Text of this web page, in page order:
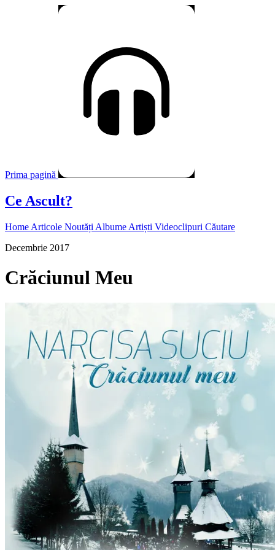
Prima pagină
Ce Ascult?
Home Articole Noutăți Albume Artiști Videoclipuri Căutare
Decembrie 2017
Crăciunul Meu
Narcisa Suciu
Pagina externă
Pagina externă Pagina externă
Pagina
Pagina externă